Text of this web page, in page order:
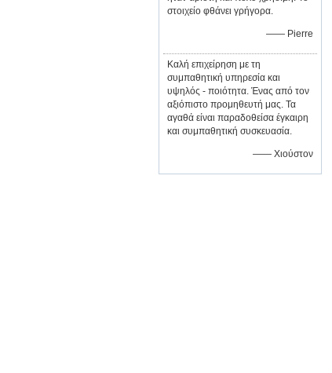
στοιχείο φθάνει γρήγορα.
—— Pierre
Καλή επιχείρηση με τη
συμπαθητική υπηρεσία και
υψηλός - ποιότητα. Ένας από τον
αξιόπιστο προμηθευτή μας. Τα
αγαθά είναι παραδοθείσα έγκαιρη
και συμπαθητική συσκευασία.
—— Χιούστον